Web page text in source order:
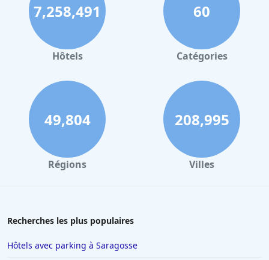
7,258,491
Hôtels
60
Catégories
49,804
Régions
208,995
Villes
Recherches les plus populaires
Hôtels avec parking à Saragosse